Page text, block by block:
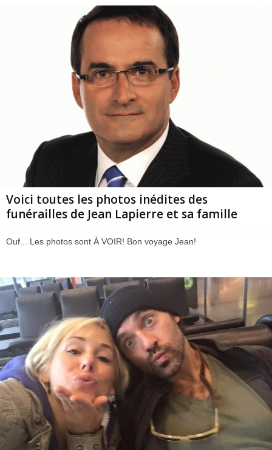
Voici toutes les photos inédites des
funérailles de Jean Lapierre et sa famille
Ouf... Les photos sont À VOIR! Bon voyage Jean!